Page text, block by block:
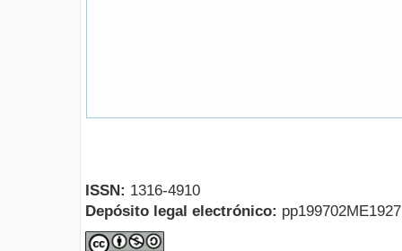
ISSN: 1316-4910
Depósito legal electrónico: